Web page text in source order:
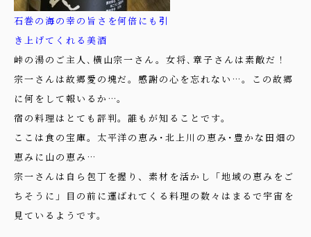
石巻の海の幸の旨さを何倍にも引
き上げてくれる美酒
峠の湯のご主人､横山宗一さん。女将､章子さんは素敵だ！
宗一さんは故郷愛の塊だ。感謝の心を忘れない…。この故郷
に何をして報いるか…。
宿の料理はとても評判。誰もが知ることです。
ここは食の宝庫。太平洋の恵み･北上川の恵み･豊かな田畑の
恵みに山の恵み…
宗一さんは自ら包丁を握り、素材を活かし「地域の恵みをご
ちそうに」目の前に運ばれてくる料理の数々はまるで宇宙を
見ているようです。